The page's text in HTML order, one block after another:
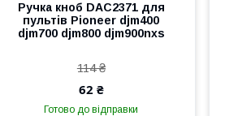
Ручка кноб DAC2371 для
пультів Pioneer djm400
djm700 djm800 djm900nxs
114 ₴
62 ₴
Готово до відправки